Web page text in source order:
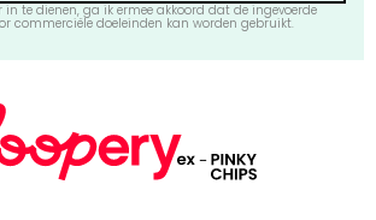
te dienen, ga ik ermee akkoord dat de ingevoerde
commerciële doeleinden kan worden gebruikt.